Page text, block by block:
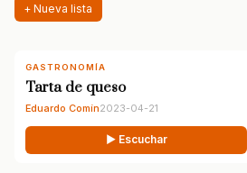
+ Nueva lista
GASTRONOMÍA
Tarta de queso
Eduardo Comín2023-04-21
▶ Escuchar